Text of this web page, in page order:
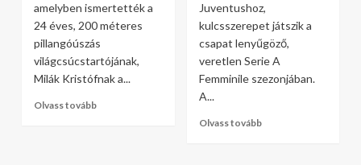
amelyben ismertették a
24 éves, 200 méteres
pillangóúszás
világcsúcstartójának,
Milák Kristófnak a...
Olvass tovább
Juventushoz,
kulcsszerepet játszik a
csapat lenyűgöző,
veretlen Serie A
Femminile szezonjában.
A...
Olvass tovább